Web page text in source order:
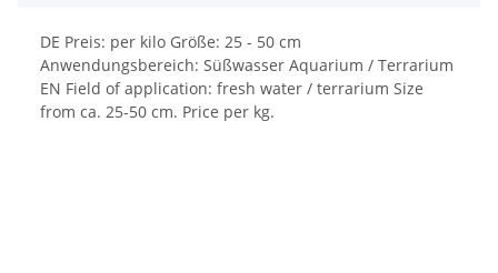
DE Preis: per kilo Größe: 25 - 50 cm
Anwendungsbereich: Süßwasser Aquarium / Terrarium
EN Field of application: fresh water / terrarium Size
from ca. 25-50 cm. Price per kg.